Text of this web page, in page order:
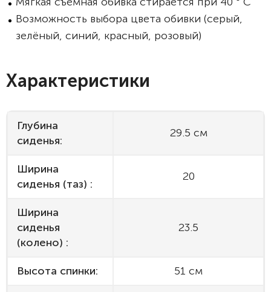
Возможность выбора цвета обивки (серый,
зелёный, синий, красный, розовый)
Характеристики
Глубина
сиденья:
29.5 см
Ширина
сиденья (таз) :
20
Ширина
сиденья
(колено) :
23.5
Высота спинки: 51 см